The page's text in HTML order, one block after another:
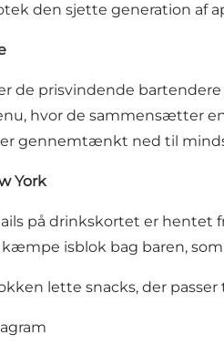
den sjette generation af
de prisvindende
hvor de sammensætter
er gennemtænkt ned til
York
på drinkskortet er hentet
isblok bag baren,
lette snacks, der